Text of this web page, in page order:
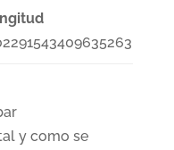
y como se